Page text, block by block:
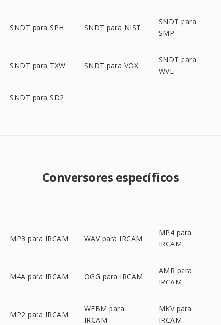
SNDT para SPH SNDT para NIST
SNDT para
SMP
SNDT para TXW SNDT para VOX
SNDT para
WVE
SNDT para SD2
Conversores específicos
MP3 para IRCAM WAV para IRCAM
MP4 para
IRCAM
M4A para IRCAM OGG para IRCAM
AMR para
IRCAM
MP2 para IRCAM
WEBM para
IRCAM
MKV para
IRCAM